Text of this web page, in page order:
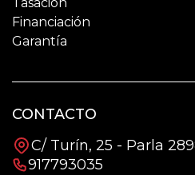
Financiación
Garantía
CONTACTO
C/ Turín, 25 - Parla
917793035